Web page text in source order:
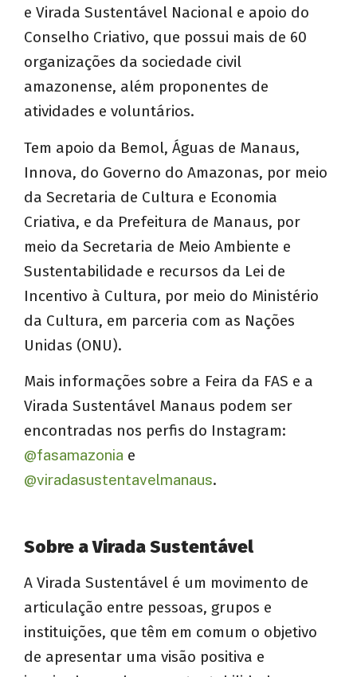
e Virada Sustentável Nacional e apoio do
Conselho Criativo, que possui mais de 60
organizações da sociedade civil
amazonense, além proponentes de
atividades e voluntários.
Tem apoio da Bemol, Águas de Manaus,
Innova, do Governo do Amazonas, por meio
da Secretaria de Cultura e Economia
Criativa, e da Prefeitura de Manaus, por
meio da Secretaria de Meio Ambiente e
Sustentabilidade e recursos da Lei de
Incentivo à Cultura, por meio do Ministério
da Cultura, em parceria com as Nações
Unidas (ONU).
Mais informações sobre a Feira da FAS e a
Virada Sustentável Manaus podem ser
encontradas nos perfis do Instagram:
@fasamazonia e
@viradasustentavelmanaus.
Sobre a Virada Sustentável
A Virada Sustentável é um movimento de
articulação entre pessoas, grupos e
instituições, que têm em comum o objetivo
de apresentar uma visão positiva e